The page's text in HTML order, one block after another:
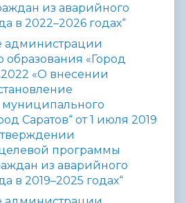
из аварийного
в 2022–2026 годах“
администрации
«Город
«О внесении
Саратов“ от 1 июля 2019
программы
из аварийного
в 2019–2025 годах“